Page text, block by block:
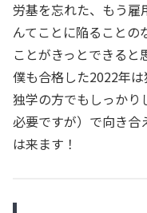
労基を忘れた、もう
んてことに陥ることの
ことがきっとできると
僕も合格した2022年は
独学の方でもしっかり
必要ですが）で向き合
は来ます！